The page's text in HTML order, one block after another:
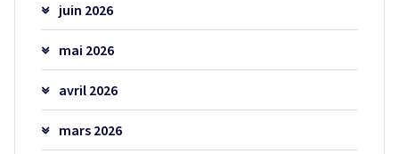
juin 2026
mai 2026
avril 2026
mars 2026